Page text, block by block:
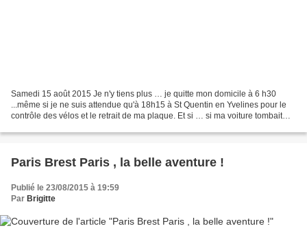
Samedi 15 août 2015 Je n'y tiens plus … je quitte mon domicile à 6 h30
...même si je ne suis attendue qu'à 18h15 à St Quentin en Yvelines pour le
contrôle des vélos et le retrait de ma plaque. Et si … si ma voiture tombait
Paris Brest Paris , la belle aventure !
Publié le 23/08/2015 à 19:59
Par Brigitte